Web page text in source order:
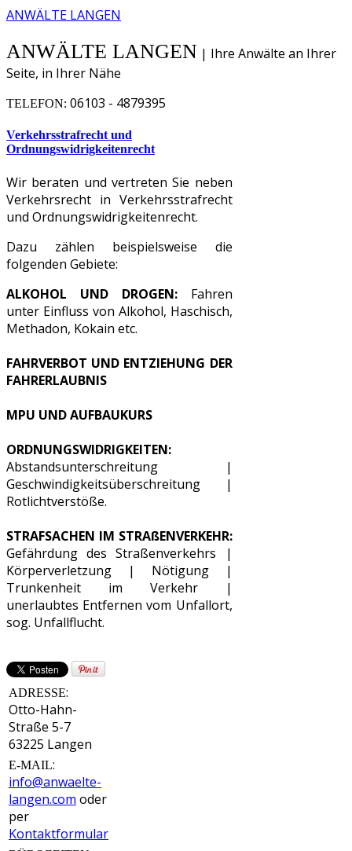
ANWÄLTE LANGEN
ANWÄLTE LANGEN | Ihre Anwälte an Ihrer
Seite, in Ihrer Nähe
TELEFON: 06103 - 4879395
Verkehrsstrafrecht und
Ordnungswidrigkeitenrecht
Wir beraten und vertreten Sie neben
Verkehrsrecht in Verkehrsstrafrecht
und Ordnungswidrigkeitenrecht.
Dazu zählen beispielsweise die
folgenden Gebiete:
ALKOHOL UND DROGEN:Fahren
unter Einfluss von Alkohol, Haschisch,
Methadon, Kokain etc.
FAHRVERBOT UND ENTZIEHUNG DER
FAHRERLAUBNIS
MPU UND AUFBAUKURS
ORDNUNGSWIDRIGKEITEN:
Abstandsunterschreitung |
Geschwindigkeitsüberschreitung |
Rotlichtverstöße.
STRAFSACHEN IM STRAßENVERKEHR:
Gefährdung des Straßenverkehrs |
Körperverletzung | Nötigung |
Trunkenheit im Verkehr |
unerlaubtes Entfernen vom Unfallort,
sog. Unfallflucht.
ADRESSE:
Otto-Hahn-
Straße 5-7
63225 Langen
E-MAIL:
info@anwaelte-
langen.com oder
per
Kontaktformular